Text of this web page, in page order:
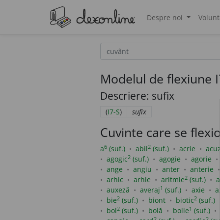
Despre noi
Modelul de flexiune
Descriere: sufix
(I7-S) sufix
Cuvinte care se
a6 (suf.) abil2 (suf.) acrie
agogic2 (suf.) agogie agorie
ange
angiu anter anterie
arhic
arhie aritmie2 (suf.)
auxeză
averaj1 (suf.) axie
bie2 (suf.) biont biotic2 (suf.)
bol2 (suf.) bolă bolie1 (suf.)